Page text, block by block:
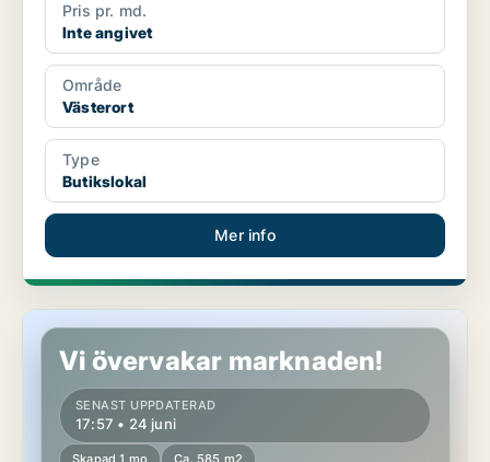
Pris pr. md.
Inte angivet
Område
Västerort
Type
Butikslokal
Mer info
Butikslokal i Söderort
Vi övervakar marknaden!
SENAST UPPDATERAD
17:57 • 24 juni
Skapad 1 mo Ca. 585 m2